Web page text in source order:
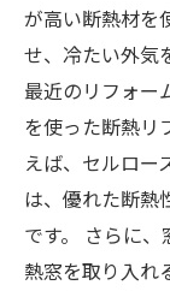
が高い断熱材を
せ、冷たい外気
最近のリフォー
を使った断熱リ
えば、セルロー
は、優れた断熱
です。 さらに
熱窓を取り入れ